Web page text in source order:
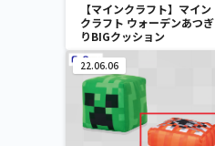
【マインクラフト】マイン
クラフト ウォーデンあつぎ
りBIGクッション
22.06.06